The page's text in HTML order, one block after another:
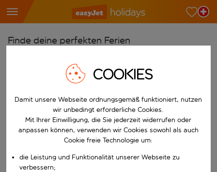
Finde deine perfekten Ferien
Wähle deine Flughäfen
Beginne mit der Eingabe für die automatische
Reiseziele finden
Nach
W&auml;hle ein Ab- und R&uuml;ckflugdatum aus.
Wähle deine Reisedaten
Wann
Wer
COOKIES
Damit unsere Webseite ordnungsgemäß funktioniert, nutzen
wir unbedingt erforderliche Cookies.
Mit Ihrer Einwilligung, die Sie jederzeit widerrufen oder
anpassen können, verwenden wir Cookies sowohl als auch
Cookie freie Technologie um:
die Leistung und Funktionalität unserer Webseite zu
verbessern;